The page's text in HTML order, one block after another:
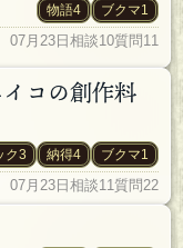
物語4 ブクマ1
07月23日 相談10質問11
コの創作料
ク3 納得4 ブクマ1
07月23日 相談11質問22